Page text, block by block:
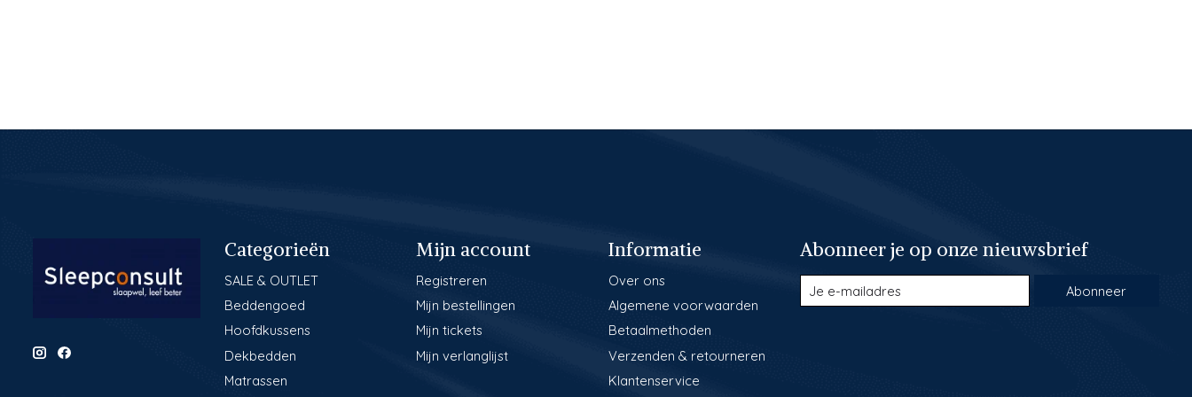
Categorieën
SALE & OUTLET
Beddengoed
Hoofdkussens
Dekbedden
Matrassen
Mijn account
Registreren
Mijn bestellingen
Mijn tickets
Mijn verlanglijst
Informatie
Over ons
Algemene voorwaarden
Betaalmethoden
Verzenden & retourneren
Klantenservice
Abonneer je op onze nieuwsbrief
Abonneer